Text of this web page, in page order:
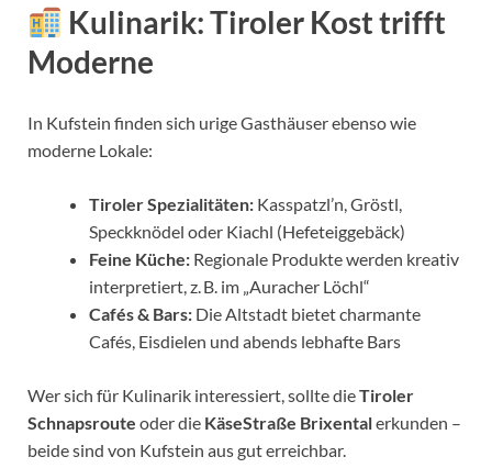
Kulinarik: Tiroler Kost trifft
Moderne
In Kufstein finden sich urige Gasthäuser ebenso wie
moderne Lokale:
Tiroler Spezialitäten: Kasspatzl’n, Gröstl,
Speckknödel oder Kiachl (Hefeteiggebäck)
Feine Küche: Regionale Produkte werden kreativ
interpretiert, z. B. im „Auracher Löchl“
Cafés & Bars: Die Altstadt bietet charmante
Cafés, Eisdielen und abends lebhafte Bars
Wer sich für Kulinarik interessiert, sollte dieTiroler
Schnapsroute oder die KäseStraße Brixentalerkunden –
beide sind von Kufstein aus gut erreichbar.